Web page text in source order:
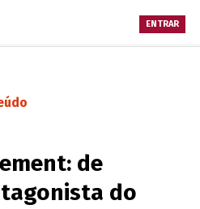
ENTRAR
de
do